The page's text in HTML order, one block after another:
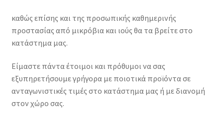
καθώς επίσης και της προσωπικής καθημερινής
προστασίας από μικρόβια και ιούς θα τα βρείτε στο
κατάστημα μας.
Είμαστε πάντα έτοιμοι και πρόθυμοι να σας
εξυπηρετήσουμε γρήγορα με ποιοτικά προϊόντα σε
ανταγωνιστικές τιμές στο κατάστημα μας ή με διανομή
στον χώρο σας.